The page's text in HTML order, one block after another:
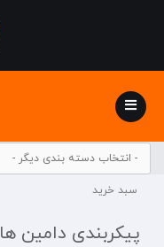
Toggle
navigation
سبد خرید
پیکربندی دامین ها